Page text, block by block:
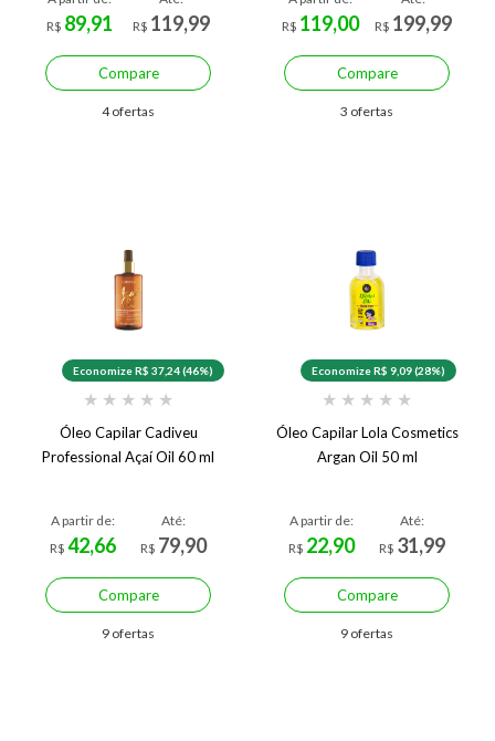
R$ 89,91
R$ 119,99
Compare
4 ofertas
R$ 119,00
R$ 199,99
Compare
3 ofertas
Economize R$ 37,24 (46%)
★ ★ ★ ★ ★
Óleo Capilar Cadiveu
Professional Açaí Oil 60 ml
A partir de:
R$42,66
Até:
R$ 79,90
Compare
9 ofertas
Economize R$ 9,09 (28%)
★ ★ ★ ★ ★
Óleo Capilar Lola Cosmetics
Argan Oil 50 ml
A partir de:
R$ 22,90
Até:
R$ 31,99
Compare
9 ofertas